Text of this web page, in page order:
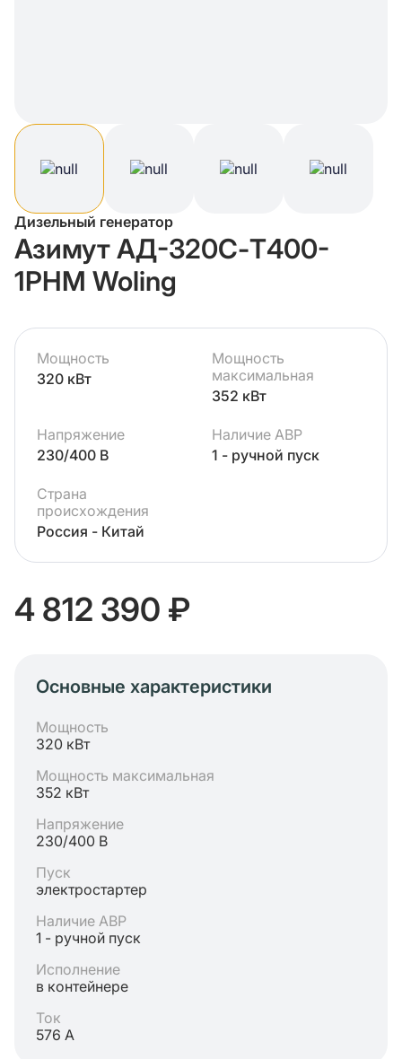
Дизельный генератор
Азимут АД-320С-Т400-
1РНМ Woling
Мощность
320 кВт
Мощность
максимальная
352 кВт
Напряжение
230/400 В
Наличие АВР
1 - ручной пуск
Страна
происхождения
Россия - Китай
4 812 390 ₽
Основные характеристики
Мощность
320 кВт
Мощность максимальная
352 кВт
Напряжение
230/400 В
Пуск
электростартер
Наличие АВР
1 - ручной пуск
Исполнение
в контейнере
Ток
576 А